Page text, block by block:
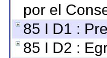
por el
85 I D1 :
85 I D2 :